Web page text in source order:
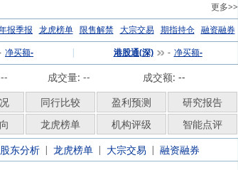
更多>>
报季报 龙虎榜单 限售解禁 大宗交易 期指持仓 融资融券
净买额- | 港股通(深) - 净买额-
成交量: -- 成交额: --
同行比较 盈利预测
研究报告
龙虎榜单 机构评级
智能点评
股东分析 | 龙虎榜单 | 大宗交易 | 融资融券